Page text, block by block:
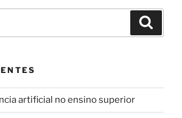
artificial no ensino superior